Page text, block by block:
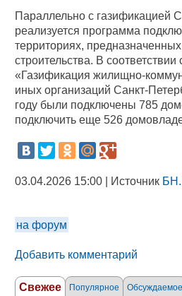
Параллельно с газификацией
реализуется программа
территориях,
строительства. В
«Газификация жилищно-
иных организаций Санкт-
году были подключены 785
подключить еще 526
03.04.2026 15:00 | Источник
на форум
Добавить комментарий
Свежее Популярное Обсуждаемое